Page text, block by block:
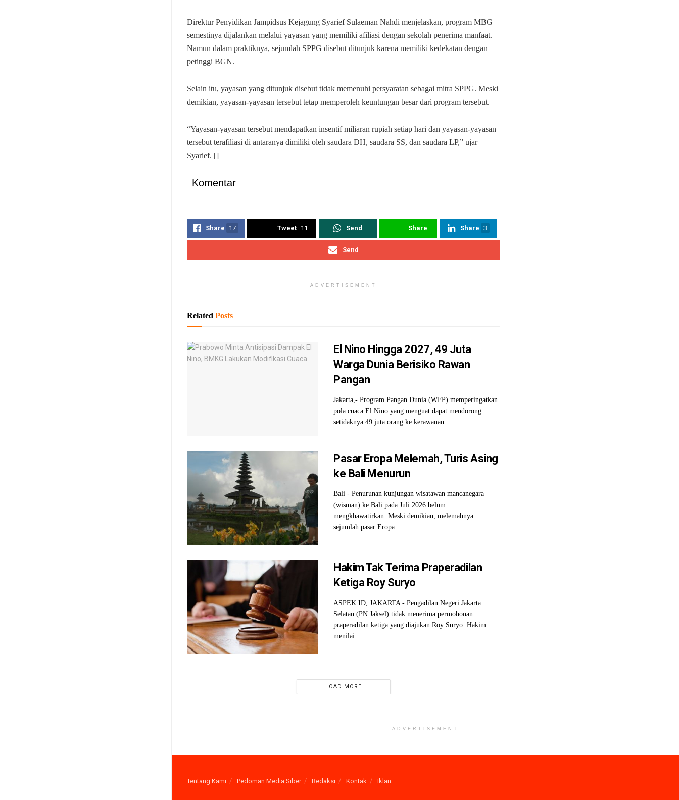
Direktur Penyidikan Jampidsus Kejagung Syarief Sulaeman Nahdi menjelaskan, program MBG
semestinya dijalankan melalui yayasan yang memiliki afiliasi dengan sekolah penerima manfaat.
Namun dalam praktiknya, sejumlah SPPG disebut ditunjuk karena memiliki kedekatan dengan
petinggi BGN.
Selain itu, yayasan yang ditunjuk disebut tidak memenuhi persyaratan sebagai mitra SPPG. Meski
demikian, yayasan-yayasan tersebut tetap memperoleh keuntungan besar dari program tersebut.
“Yayasan-yayasan tersebut mendapatkan insentif miliaran rupiah setiap hari dan yayasan-yayasan
tersebut terafiliasi di antaranya dimiliki oleh saudara DH, saudara SS, dan saudara LP,” ujar
Syarief. []
Komentar
Share 17 Tweet 11 Send Share Share 3
Send
ADVERTISEMENT
Related Posts
El Nino Hingga 2027, 49 Juta
Warga Dunia Berisiko Rawan
Pangan
Jakarta,- Program Pangan Dunia (WFP) memperingatkan
pola cuaca El Nino yang menguat dapat mendorong
setidaknya 49 juta orang ke kerawanan...
Pasar Eropa Melemah, Turis Asing
ke Bali Menurun
Bali - Penurunan kunjungan wisatawan mancanegara
(wisman) ke Bali pada Juli 2026 belum
mengkhawatirkan. Meski demikian, melemahnya
sejumlah pasar Eropa...
Hakim Tak Terima Praperadilan
Ketiga Roy Suryo
ASPEK.ID, JAKARTA - Pengadilan Negeri Jakarta
Selatan (PN Jaksel) tidak menerima permohonan
praperadilan ketiga yang diajukan Roy Suryo. Hakim
menilai...
LOAD MORE
ADVERTISEMENT
Tentang Kami Pedoman Media Siber Redaksi Kontak Iklan